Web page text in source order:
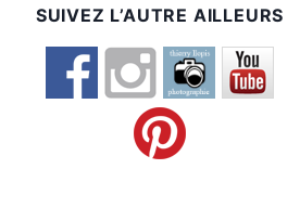
SUIVEZ L’AUTRE AILLEURS